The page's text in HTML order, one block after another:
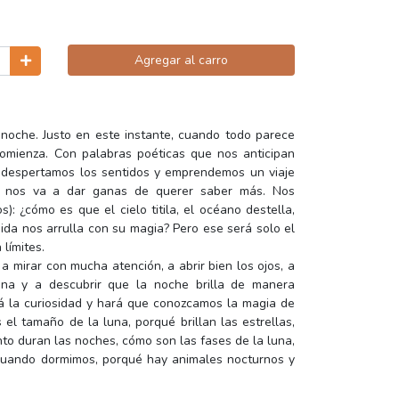
Agregar al carro
Justo en este instante, cuando todo parece
Con palabras poéticas que nos anticipan
los sentidos y emprendemos un viaje
va a dar ganas de querer saber más. Nos
¿cómo es que el cielo titila, el océano destella,
nos arrulla con su magia? Pero ese será solo el
límites.
mirar con mucha atención, a abrir bien los ojos, a
y a descubrir que la noche brilla de manera
la curiosidad y hará que conozcamos la magia de
el tamaño de la luna, porqué brillan las estrellas,
duran las noches, cómo son las fases de la luna,
dormimos, porqué hay animales nocturnos y